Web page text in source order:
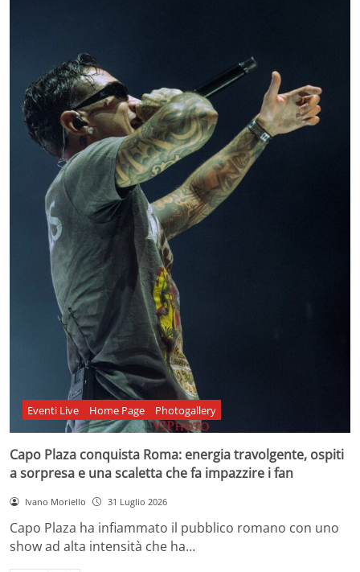
Eventi Live Home Page Photogallery
Capo Plaza conquista Roma: energia travolgente, ospiti
a sorpresa e una scaletta che fa impazzire i fan
Ivano Moriello 31 Luglio 2026
Capo Plaza ha infiammato il pubblico romano con uno
show ad alta intensità che ha…